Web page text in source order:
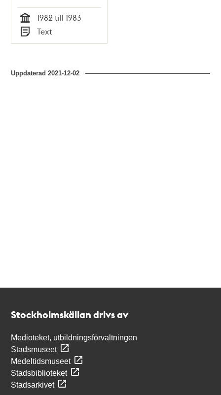
stadsmuseum
Tid
1982 till 1983
Typ
Text
Uppdaterad2021-12-02
Stockholmskällan drivs av
Medioteket, utbildningsförvaltningen
Stadsmuseet
Medeltidsmuseet
Stadsbiblioteket
Stadsarkivet